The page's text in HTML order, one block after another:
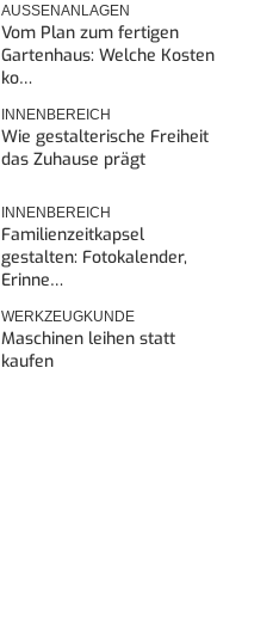
AUSSENANLAGEN
Vom Plan zum fertigen
Gartenhaus: Welche Kosten
ko…
INNENBEREICH
Wie gestalterische Freiheit
das Zuhause prägt
INNENBEREICH
Familienzeitkapsel
gestalten: Fotokalender,
Erinne…
WERKZEUGKUNDE
Maschinen leihen statt
kaufen